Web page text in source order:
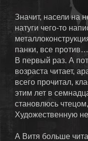
Значит, насели на
натуги чего-то
панки, все
В первый раз. А
возраста читает,
всего прочитал,
этим лет в
становлюсь
Художественную
А Витя больше